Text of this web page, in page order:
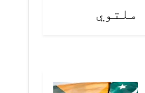
ملتوي